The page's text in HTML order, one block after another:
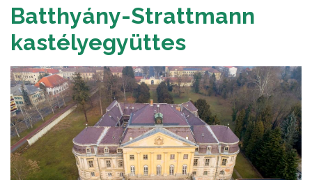
Batthyány-Strattmann
kastélyegyüttes